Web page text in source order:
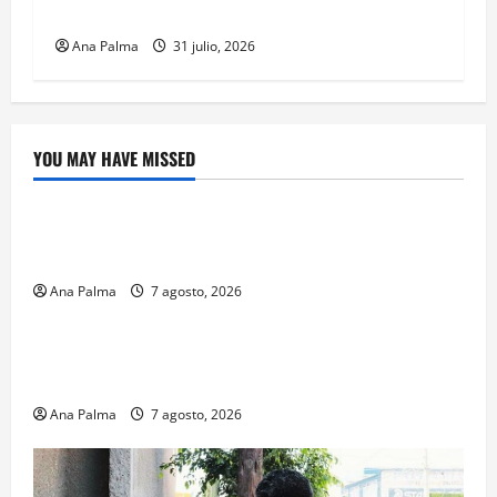
Ana Palma 31 julio, 2026
YOU MAY HAVE MISSED
Crítica de Cine
Ana Palma 7 agosto, 2026
Educación
Ana Palma 7 agosto, 2026